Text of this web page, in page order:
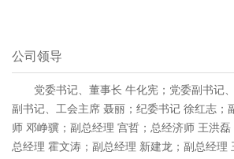
公司领导
党委书记、董事长 牛化宪；党委副书记
副书记、工会主席 聂丽；纪委书记 徐红志；
师 邓峥骥；副总经理 宫哲；总经济师 王洪磊
总经理 霍文涛；副总经理 新建龙；副总经理